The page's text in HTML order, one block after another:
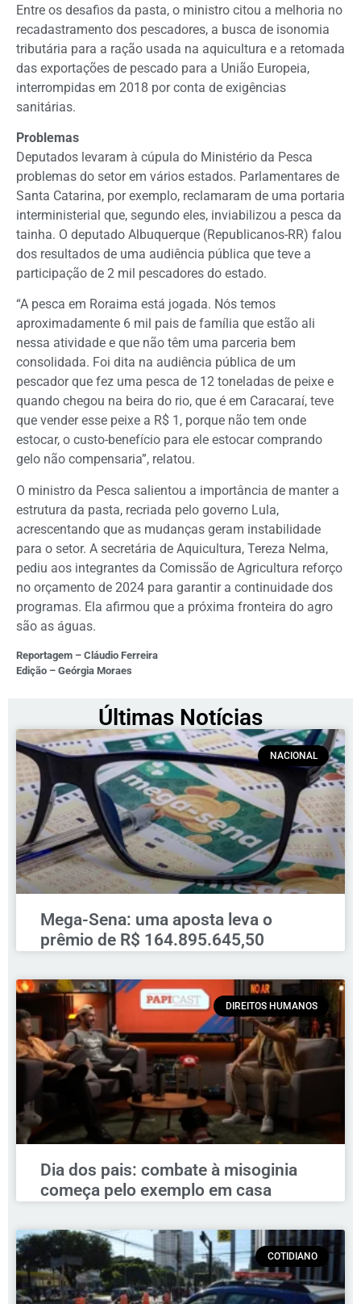
Entre os desafios da pasta, o ministro citou a melhoria no
recadastramento dos pescadores, a busca de isonomia
tributária para a ração usada na aquicultura e a retomada
das exportações de pescado para a União Europeia,
interrompidas em 2018 por conta de exigências
sanitárias.
Problemas
Deputados levaram à cúpula do Ministério da Pesca
problemas do setor em vários estados. Parlamentares de
Santa Catarina, por exemplo, reclamaram de uma portaria
interministerial que, segundo eles, inviabilizou a pesca da
tainha. O deputado Albuquerque (Republicanos-RR) falou
dos resultados de uma audiência pública que teve a
participação de 2 mil pescadores do estado.
“A pesca em Roraima está jogada. Nós temos
aproximadamente 6 mil pais de família que estão ali
nessa atividade e que não têm uma parceria bem
consolidada. Foi dita na audiência pública de um
pescador que fez uma pesca de 12 toneladas de peixe e
quando chegou na beira do rio, que é em Caracaraí, teve
que vender esse peixe a R$ 1, porque não tem onde
estocar, o custo-benefício para ele estocar comprando
gelo não compensaria”, relatou.
O ministro da Pesca salientou a importância de manter a
estrutura da pasta, recriada pelo governo Lula,
acrescentando que as mudanças geram instabilidade
para o setor. A secretária de Aquicultura, Tereza Nelma,
pediu aos integrantes da Comissão de Agricultura reforço
no orçamento de 2024 para garantir a continuidade dos
programas. Ela afirmou que a próxima fronteira do agro
são as águas.
Reportagem – Cláudio Ferreira
Edição – Geórgia Moraes
Últimas Notícias
NACIONAL
Mega-Sena: uma aposta leva o
prêmio de R$ 164.895.645,50
DIREITOS HUMANOS
Dia dos pais: combate à misoginia
começa pelo exemplo em casa
COTIDIANO